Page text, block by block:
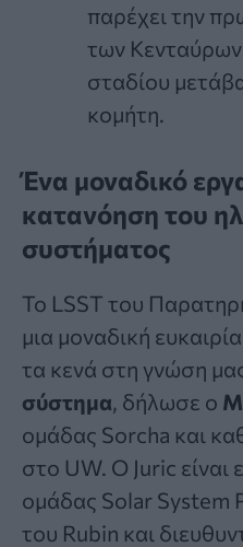
παρέχει την
των Κενταύρων
σταδίου
κομήτη.
Ένα μοναδικό
κατανόηση του
συστήματος
Το LSST του
μια μοναδική
τα κενά στη γνώση
σύστημα, δήλωσε ο
ομάδας Sorcha και
στο UW. Ο Juric είναι
ομάδας Solar System
του Rubin και